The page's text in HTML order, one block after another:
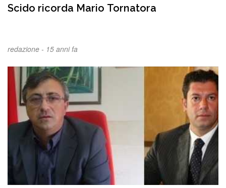
Scido ricorda Mario Tornatora
redazione - 15 anni fa